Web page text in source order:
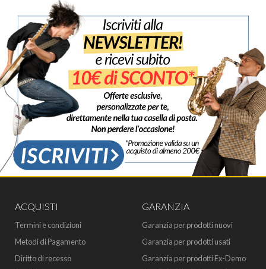
ACQUISTI
Termini e condizioni
Metodi di Pagamento
Diritto di recesso
GARANZIA
Garanzia per prodotti nuovi
Garanzia per prodotti usati
Garanzia per prodotti Ex-Demo